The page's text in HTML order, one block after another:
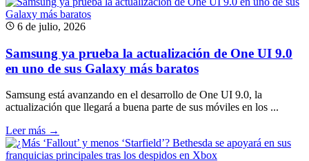
6 de julio, 2026
Samsung ya prueba la actualización de One UI 9.0
en uno de sus Galaxy más baratos
Samsung está avanzando en el desarrollo de One UI 9.0, la
actualización que llegará a buena parte de sus móviles en los ...
Leer más →